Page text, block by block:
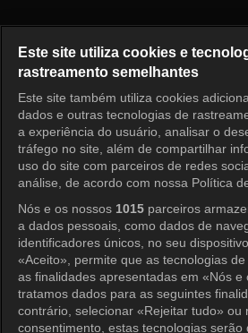
Entrar
Este site utiliza cookies e
rastreamento semelhantes
Este site também utiliza cookies
dados e outras tecnologias de
a experiência do usuário, analisar o
tráfego no site, além de compartilhar
uso do site com parceiros de redes
análise, de acordo com nossa Política
Nós e os nossos 1015 parceiros
a dados pessoais, como dados de
identificadores únicos, no seu
«Aceito», permite que as tecnologias
as finalidades apresentadas em «Nós e
tratamos dados para as seguintes
contrário, selecionar «Rejeitar tudo» ou
consentimento, estas tecnologias serão